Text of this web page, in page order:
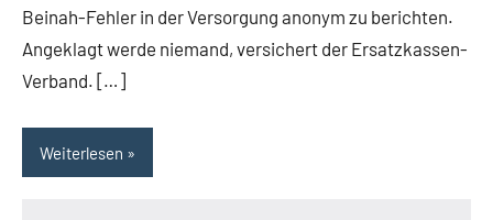
Beinah-Fehler in der Versorgung anonym zu berichten.
Angeklagt werde niemand, versichert der Ersatzkassen-
Verband. […]
Weiterlesen